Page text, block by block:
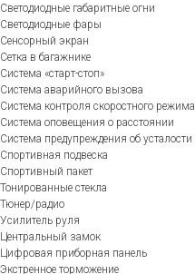
Светодиодные габаритные огни
Светодиодные фары
Сенсорный экран
Сетка в багажнике
Система «старт-стоп»
Система аварийного вызова
Система контроля скоростного режима
Система оповещения о расстоянии
Система предупреждения об усталости
Спортивная подвеска
Спортивный пакет
Тонированные стекла
Тюнер/радио
Усилитель руля
Центральный замок
Цифровая приборная панель
Экстренное торможение